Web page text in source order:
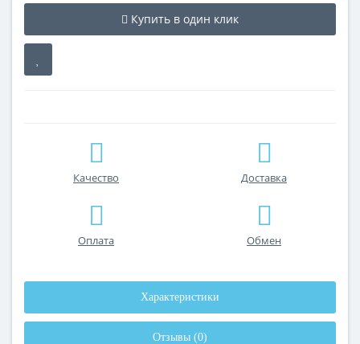
Купить в один клик
Качество Доставка
Оплата Обмен
Характеристики
Отзывы (0)